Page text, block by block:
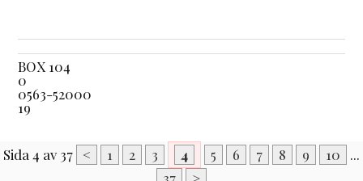
BOX 104
0
0563-52000
19
Sida 4 av 37 < 1 2 3 4 5 6 7 8 9 10
...